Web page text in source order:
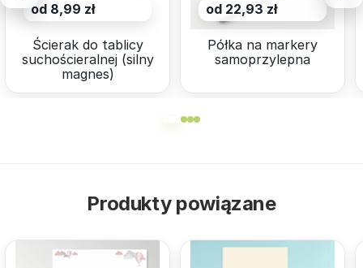
od 8,99 zł
Ścierak do tablicy
suchościeralnej (silny
magnes)
od 22,93 zł
Półka na markery
samoprzylepna
Produkty powiązane